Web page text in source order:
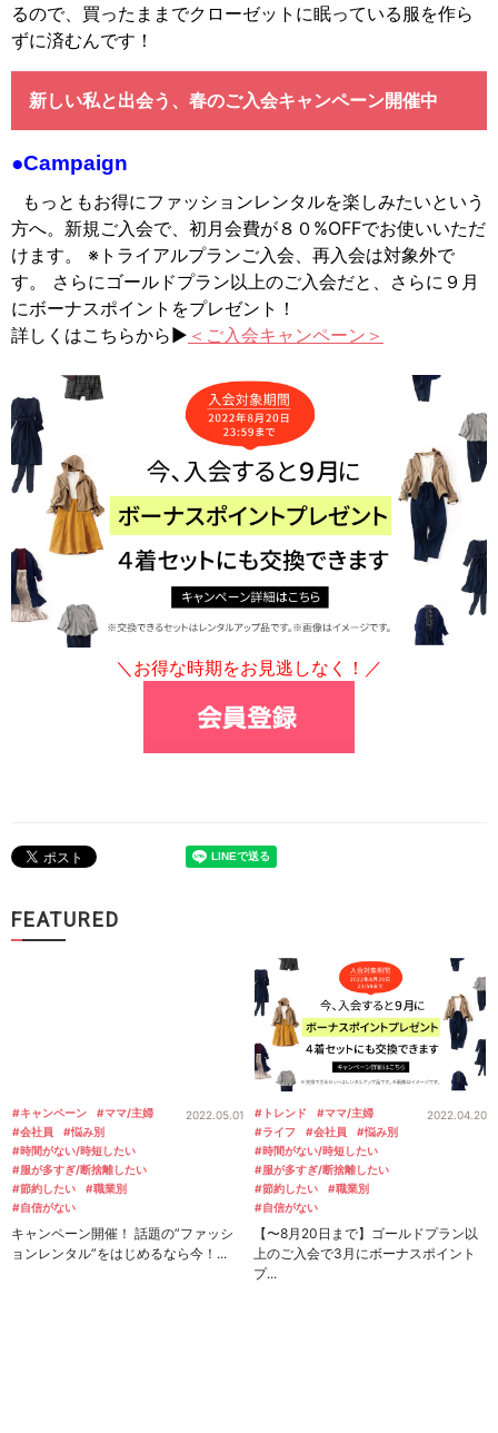
るので、買ったままでクローゼットに眠っている服を作ら
ずに済むんです！
新しい私と出会う、春のご入会キャンペーン開催中
●Campaign
もっともお得にファッションレンタルを楽しみたいという
方へ。新規ご入会で、初月会費が８０%OFFでお使いいただ
けます。 ※トライアルプランご入会、再入会は対象外で
す。 さらにゴールドプラン以上のご入会だと、さらに９月
にボーナスポイントをプレゼント！
詳しくはこちらから▶︎ ＜ご入会キャンペーン＞
＼お得な時期をお見逃しなく！／
FEATURED
#キャンペーン
#ママ/主婦
#会社員
#悩み別
#時間がない/時短したい
#服が多すぎ/断捨離したい
#節約したい
#職業別
#自信がない
2022.05.01
キャンペーン開催！ 話題の”ファッシ
ョンレンタル”をはじめるなら今！...
#トレンド
#ママ/主婦
#ライフ
#会社員
#悩み別
#時間がない/時短したい
#服が多すぎ/断捨離したい
#節約したい
#職業別
#自信がない
2022.04.20
【〜8月20日まで】ゴールドプラン以
上のご入会で3月にボーナスポイント
プ...